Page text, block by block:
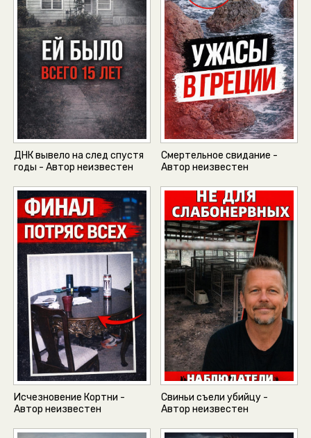
ДНК вывело на след спустя
годы - Автор неизвестен
Смертельное свидание -
Автор неизвестен
Исчезновение Кортни -
Автор неизвестен
Свиньи съели убийцу -
Автор неизвестен